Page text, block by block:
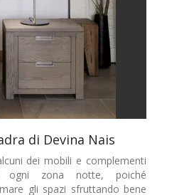
di Devina Nais
dei mobili e complementi
ogni zona notte, poiché
gli spazi sfruttando bene